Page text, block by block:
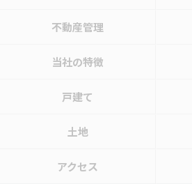
不動産管理
当社の特徴
戸建て
土地
アクセス